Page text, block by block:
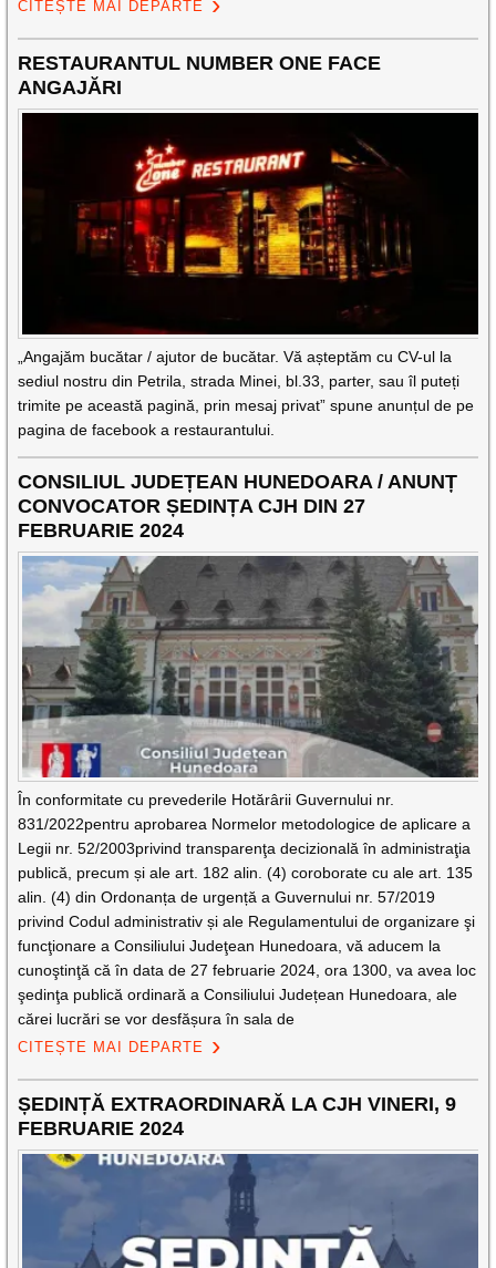
CITEȘTE MAI DEPARTE
RESTAURANTUL NUMBER ONE FACE
ANGAJĂRI
„Angajăm bucătar / ajutor de bucătar. Vă așteptăm cu CV-ul la
sediul nostru din Petrila, strada Minei, bl.33, parter, sau îl puteți
trimite pe această pagină, prin mesaj privat” spune anunțul de pe
pagina de facebook a restaurantului.
CONSILIUL JUDEȚEAN HUNEDOARA / ANUNȚ
CONVOCATOR ȘEDINȚA CJH DIN 27
FEBRUARIE 2024
În conformitate cu prevederile Hotărârii Guvernului nr.
831/2022pentru aprobarea Normelor metodologice de aplicare a
Legii nr. 52/2003privind transparenţa decizională în administraţia
publică, precum și ale art. 182 alin. (4) coroborate cu ale art. 135
alin. (4) din Ordonanța de urgență a Guvernului nr. 57/2019
privind Codul administrativ și ale Regulamentului de organizare şi
funcţionare a Consiliului Judeţean Hunedoara, vă aducem la
cunoştinţă că în data de 27 februarie 2024, ora 1300, va avea loc
şedinţa publică ordinară a Consiliului Județean Hunedoara, ale
cărei lucrări se vor desfășura în sala de
CITEȘTE MAI DEPARTE
ȘEDINȚĂ EXTRAORDINARĂ LA CJH VINERI, 9
FEBRUARIE 2024